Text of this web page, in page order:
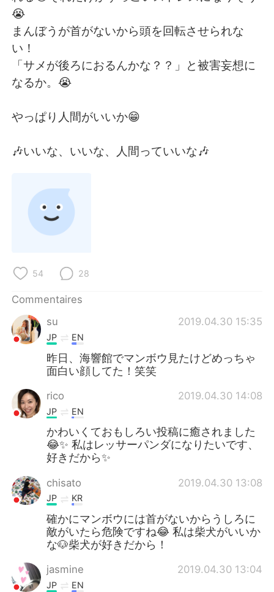
😭
まんぼうが首がないから頭を回転させられな
い！
「サメが後ろにおるんかな？？」と被害妄想に
なるか。😭
やっぱり人間がいいか😁
🎶いいな、いいな、人間っていいな🎶
54 28
Commentaires
su
2019.04.30 15:35
JP EN
昨日、海響館でマンボウ見たけどめっちゃ
面白い顔してた！笑笑
rico 2019.04.30 14:08
JP EN
かわいくておもしろい投稿に癒されました
😂✨ 私はレッサーパンダになりたいです、
好きだから✨
chisato 2019.04.30 13:08
JP KR
確かにマンボウには首がないからうしろに
敵がいたら危険ですね😂 私は柴犬がいいか
な🐶柴犬が好きだから！
jasmine 2019.04.30 13:04
JP EN